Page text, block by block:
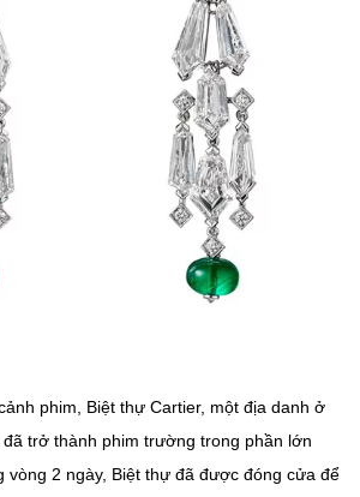
phim, Biệt thự Cartier, một địa danh ở
đã trở thành phim trường trong phần lớn
vòng 2 ngày, Biệt thự đã được đóng cửa để